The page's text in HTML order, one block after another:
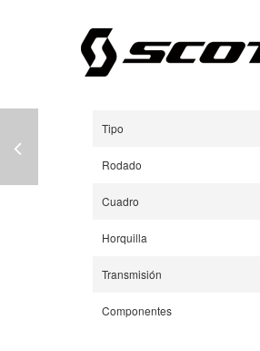
Tipo
Rodado
Cuadro
Horquilla
Transmisión
Componentes